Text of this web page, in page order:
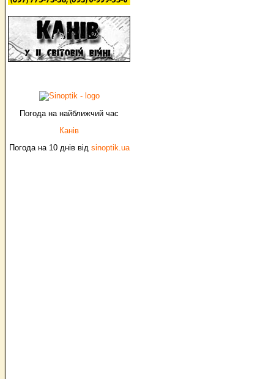
Погода на найближчий час
Канів
Погода на 10 днів від sinoptik.ua